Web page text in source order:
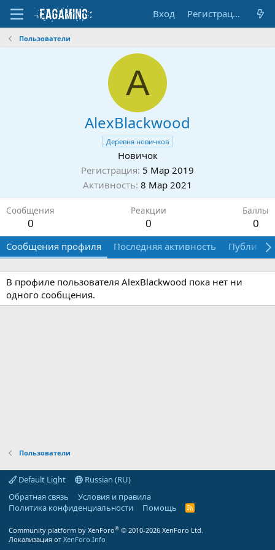
Вход Регистрация
Пользователи
A
AlexBlackwood
Деревня новичков
Новичок
Регистрация 5 Мар 2019
Активность 8 Мар 2021
Сообщения
0
Реакции
0
Баллы
0
Сообщения профиля Последняя активность
В профиле пользователя AlexBlackwood пока нет ни
одного сообщения.
Пользователи
Default Light
Russian (RU)
Обратная связь
Условия и правила
Политика конфиденциальности
Помощь
R
Community platform by XenForo® © 2010-2026 XenForo Ltd.
Локализация от XenForo.Info